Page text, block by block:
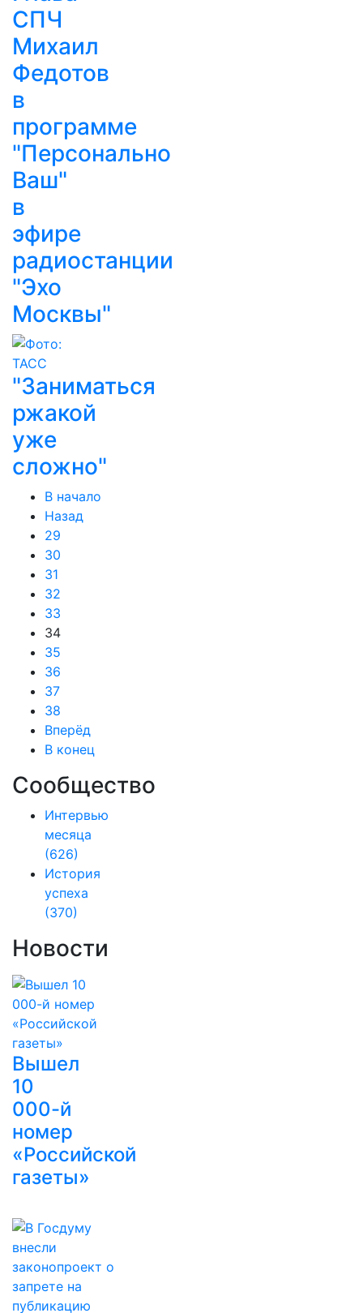
СПЧ
Михаил
Федотов
в
программе
"Персонально
Ваш"
в
эфире
радиостанции
"Эхо
Москвы"
"Заниматься
ржакой
уже
сложно"
В начало
Назад
29
30
31
32
33
34
35
36
37
38
Вперёд
В конец
Сообщество
Интервью
месяца
(626)
История
успеха
(370)
Новости
Вышел
10
000-й
номер
«Российской
газеты»